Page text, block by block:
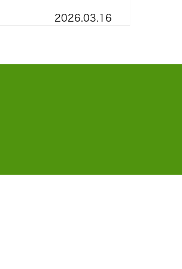
2026.03.16